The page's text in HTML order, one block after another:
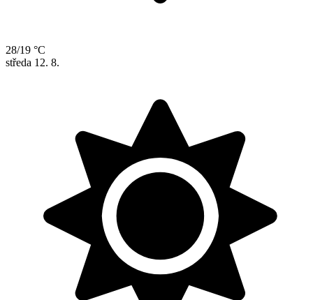
28/19 °C
středa 12. 8.